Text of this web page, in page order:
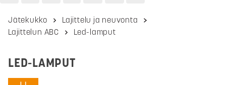
Jätekukko
Lajittelu ja neuvonta
Lajittelun ABC
Led-lamput
LED-LAMPUT